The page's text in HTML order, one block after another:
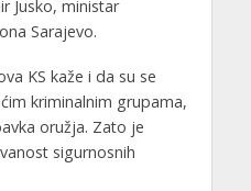
Jusko, ministar
Sarajevo.
KS kaže i da su se
kriminalnim grupama,
oružja. Zato je
sigurnosnih